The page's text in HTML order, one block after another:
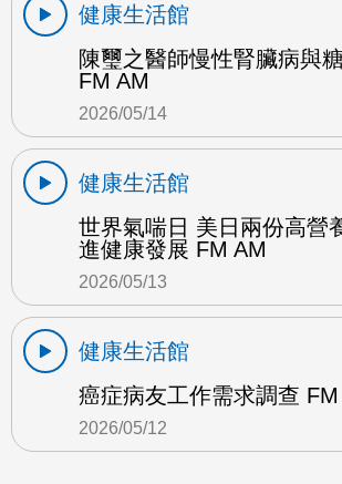
健康生活館
陳璽之醫師慢性腎臟病與
FM AM
2026/05/14
健康生活館
世界氣喘日 美日兩份高營
進健康發展 FM AM
2026/05/13
健康生活館
癌症病友工作需求調查 FM
2026/05/12